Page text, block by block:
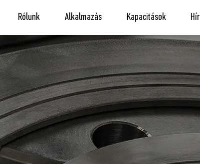
Rólunk Alkalmazás Kapacitások Hír